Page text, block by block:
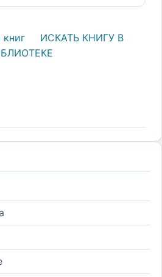
ИСКАТЬ КНИГУ В